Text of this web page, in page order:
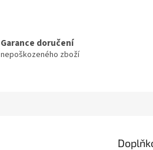
Garance doručení
nepoškozeného zboží